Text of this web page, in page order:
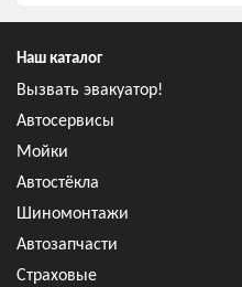
Наш каталог
Вызвать эвакуатор!
Автосервисы
Мойки
Автостёкла
Шиномонтажи
Автозапчасти
Страховые